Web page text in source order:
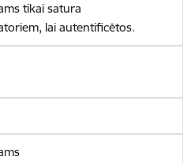
tikai satura
lai autentificētos.